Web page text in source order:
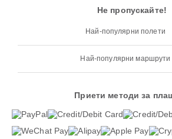
Не пропускайте!
Най-популярни полети
Най-популярни маршрути
Приети методи за